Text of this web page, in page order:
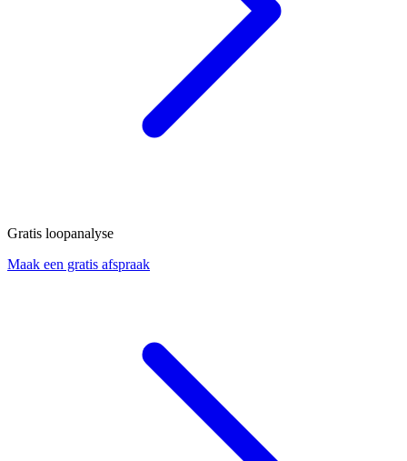
Gratis loopanalyse
Maak een gratis afspraak